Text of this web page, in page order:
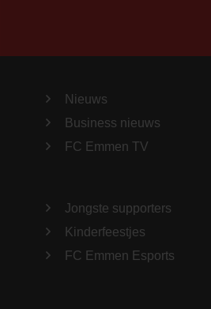
Nieuws
Business nieuws
FC Emmen TV
Jongste supporters
Kinderfeestjes
FC Emmen Esports